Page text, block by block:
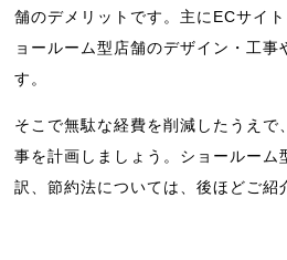
舗のデメリットです。主にECサイ
ョールーム型店舗のデザイン・工事
す。
そこで無駄な経費を削減したうえで
事を計画しましょう。ショールーム
訳、節約法については、後ほどご紹